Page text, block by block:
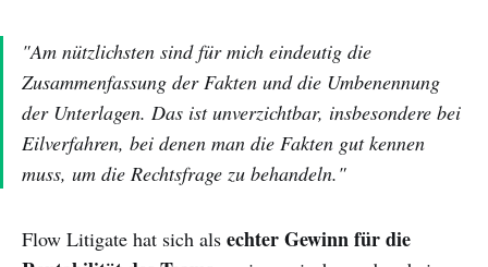
"Am nützlichsten sind für mich eindeutig die
Zusammenfassung der Fakten und die Umbenennung
der Unterlagen. Das ist unverzichtbar, insbesondere bei
Eilverfahren, bei denen man die Fakten gut kennen
muss, um die Rechtsfrage zu behandeln."
Flow Litigate hat sich als echter Gewinn für die